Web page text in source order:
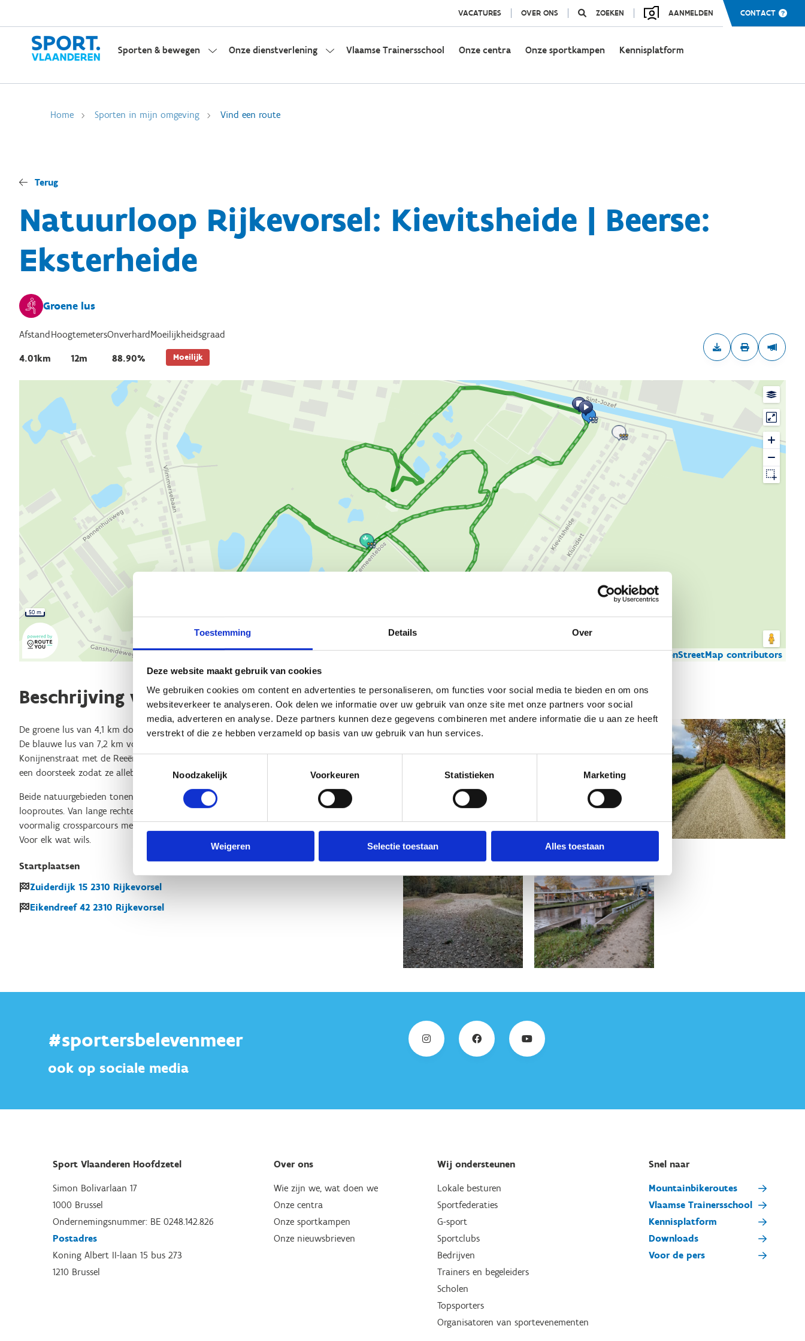
Toestemming Details Over
Deze website maakt gebruik van cookies
We gebruiken cookies om content en advertenties te personaliseren, om functies voor social media te bieden en om ons
websiteverkeer te analyseren. Ook delen we informatie over uw gebruik van onze site met onze partners voor social
media, adverteren en analyse. Deze partners kunnen deze gegevens combineren met andere informatie die u aan ze heeft
verstrekt of die ze hebben verzameld op basis van uw gebruik van hun services.
Toestemmingsselectie
Noodzakelijk
Voorkeuren Statistieken Marketing
Weigeren Selectie toestaan Alles toestaan
VACATURES OVER ONS ZOEKEN AANMELDEN CONTACT
Sporten & bewegen Onze dienstverlening Vlaamse Trainersschool Onze centra Onze sportkampen Kennisplatform
Home Sporten in mijn omgeving Vind een route
Terug
Natuurloop Rijkevorsel: Kievitsheide | Beerse:
Eksterheide
Groene lus
Afstand
4.01km
Hoogtemeters
12m
Onverhard
88.90%
Moeilijkheidsgraad
Moeilijk
© Thunderforest© OpenStreetMap contributors
50 m
Beschrijving van de route
De groene lus van 4,1 km doorkruist deKievitsheidein Rijkevorsel en start aan de Zuiderdijk.
De blauwe lus van 7,2 km voert de lopers door de
Konijnenstraat met de Reeënstraat in Beerse. De twee lussen zijn met elkaar verbonden via
een doorsteek zodat ze allebei ook perfect gecombineerd kunnen worden.
Beide natuurgebieden tonen veel verscheidenheid waardoor er heel wat variatie zit in beide
looproutes. Van lange rechte dreven, tot kleine single tracks, rond een oude kleiput, over een
voormalig crossparcours met mul zand, soms heuvelachtig of over aangelegde houten paden.
Voor elk wat wils.
Startplaatsen
Zuiderdijk 15 2310 Rijkevorsel
Eikendreef 42 2310 Rijkevorsel
#sportersbelevenmeer
ook op sociale media
Sport Vlaanderen Hoofdzetel
Simon Bolivarlaan 17
1000 Brussel
Ondernemingsnummer: BE 0248.142.826
Postadres
Koning Albert II-laan 15 bus 273
1210 Brussel
Over ons
Wie zijn we, wat doen we
Onze centra
Onze sportkampen
Onze nieuwsbrieven
Wij ondersteunen
Lokale besturen
Sportfederaties
G-sport
Sportclubs
Bedrijven
Trainers en begeleiders
Scholen
Topsporters
Organisatoren van sportevenementen
Snel naar
Mountainbikeroutes
Vlaamse Trainersschool
Kennisplatform
Downloads
Voor de pers